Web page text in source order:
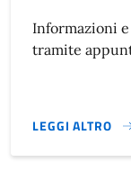
Informazioni
tramite
LEGGI ALTRO
}